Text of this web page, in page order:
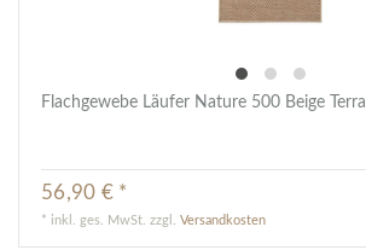
Flachgewebe Läufer Nature 500 Beige Terra
56,90 € *
* inkl. ges. MwSt. zzgl.Versandkosten